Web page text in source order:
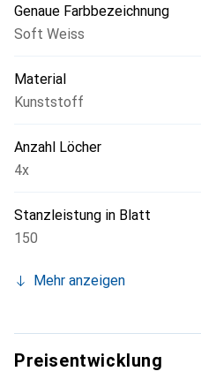
Genaue Farbbezeichnung
Soft Weiss
Material
Kunststoff
Anzahl Löcher
4x
Stanzleistung in Blatt
150
Mehr anzeigen
Preisentwicklung